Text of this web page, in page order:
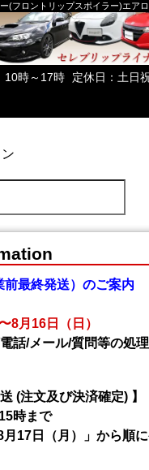
(フロントリップスポイラー)エア
10時～17時 定休日：土日
前最終発送）のご案内
8月16日（日）
話/メール/質問等の処
(注文及び決済確定) 】
時まで
17日（月）」から順に